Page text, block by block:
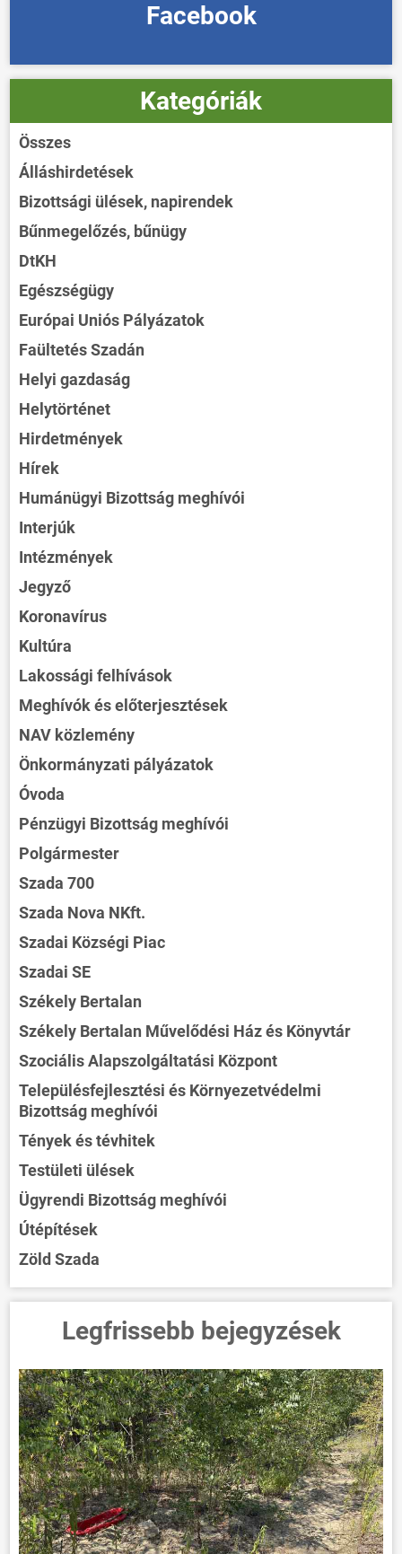
Facebook
Kategóriák
Összes
Álláshirdetések
Bizottsági ülések, napirendek
Bűnmegelőzés, bűnügy
DtKH
Egészségügy
Európai Uniós Pályázatok
Faültetés Szadán
Helyi gazdaság
Helytörténet
Hirdetmények
Hírek
Humánügyi Bizottság meghívói
Interjúk
Intézmények
Jegyző
Koronavírus
Kultúra
Lakossági felhívások
Meghívók és előterjesztések
NAV közlemény
Önkormányzati pályázatok
Óvoda
Pénzügyi Bizottság meghívói
Polgármester
Szada 700
Szada Nova NKft.
Szadai Községi Piac
Szadai SE
Székely Bertalan
Székely Bertalan Művelődési Ház és Könyvtár
Szociális Alapszolgáltatási Központ
Településfejlesztési és Környezetvédelmi
Bizottság meghívói
Tények és tévhitek
Testületi ülések
Ügyrendi Bizottság meghívói
Útépítések
Zöld Szada
Legfrissebb bejegyzések